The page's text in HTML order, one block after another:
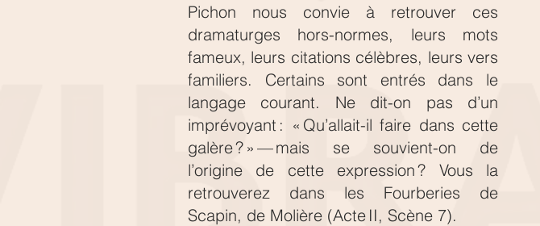
Pichon nous convie à retrouver ces
dramaturges hors-normes, leurs mots
fameux, leurs citations célèbres, leurs vers
familiers. Certains sont entrés dans le
langage courant. Ne dit-on pas d’un
imprévoyant : « Qu’allait-il faire dans cette
galère ? » — mais se souvient-on de
l’origine de cette expression ? Vous la
retrouverez dans les Fourberies de
Scapin, de Molière (Acte II, Scène 7).